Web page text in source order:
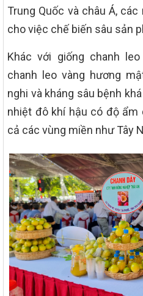
Trung Quốc và châu Á,
cho việc chế biến sâu sản
Khác với giống chanh
chanh leo vàng hương
nghi và kháng sâu bệnh
nhiệt đô khí hậu có độ
cả các vùng miền như Tây